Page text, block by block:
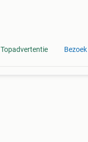
Topadvertentie